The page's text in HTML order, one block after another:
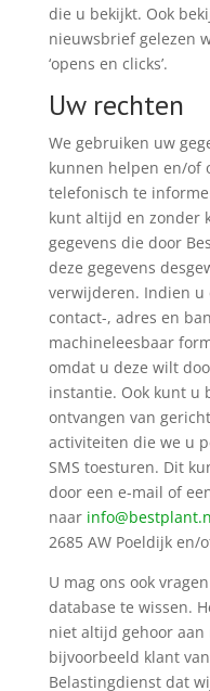
die u bekijkt. Ook
nieuwsbrief gelezen
‘opens en clicks’.
Uw rechten
We gebruiken uw
kunnen helpen en/of
telefonisch te
kunt altijd en zonder
gegevens die door
deze gegevens
verwijderen. Indien u
contact-, adres en
machineleesbaar
omdat u deze wilt
instantie. Ook kunt u
ontvangen van
activiteiten die we u
SMS toesturen. Dit
door een e-mail of
naar
2685 AW Poeldijk en/
U mag ons ook
database te wissen.
niet altijd gehoor aan
bijvoorbeeld klant
Belastingdienst dat